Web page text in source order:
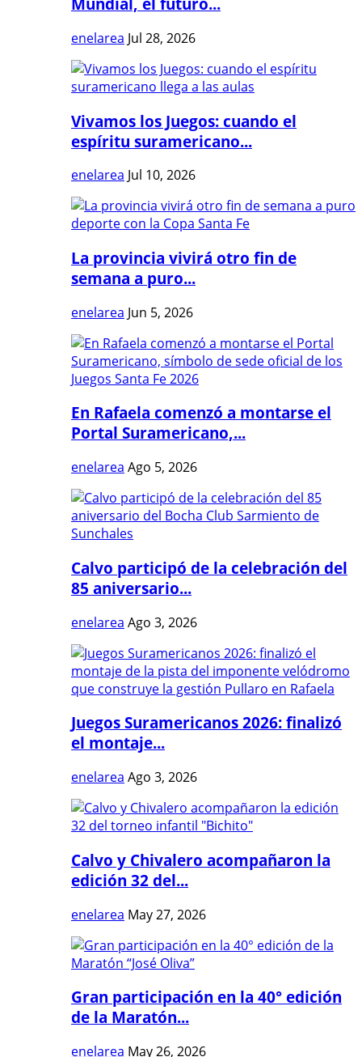
enelarea Jul 28, 2026
Vivamos los Juegos: cuando el
espíritu suramericano...
enelarea Jul 10, 2026
La provincia vivirá otro fin de
semana a puro...
enelarea Jun 5, 2026
En Rafaela comenzó a montarse el
Portal Suramericano,...
enelarea Ago 5, 2026
Calvo participó de la celebración del
85 aniversario...
enelarea Ago 3, 2026
Juegos Suramericanos 2026: finalizó
el montaje...
enelarea Ago 3, 2026
Calvo y Chivalero acompañaron la
edición 32 del...
enelarea May 27, 2026
Gran participación en la 40° edición
de la Maratón...
enelarea May 26, 2026